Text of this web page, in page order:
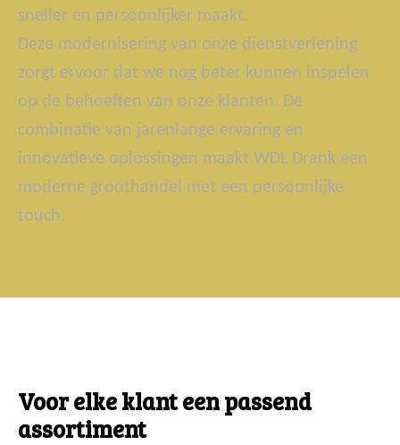
sneller en persoonlijker maakt.
Deze modernisering van onze dienstverlening
zorgt ervoor dat we nog beter kunnen inspelen
op de behoeften van onze klanten. De
combinatie van jarenlange ervaring en
innovatieve oplossingen maakt WDL Drank een
moderne groothandel met een persoonlijke
touch.
Voor elke klant een passend
assortiment